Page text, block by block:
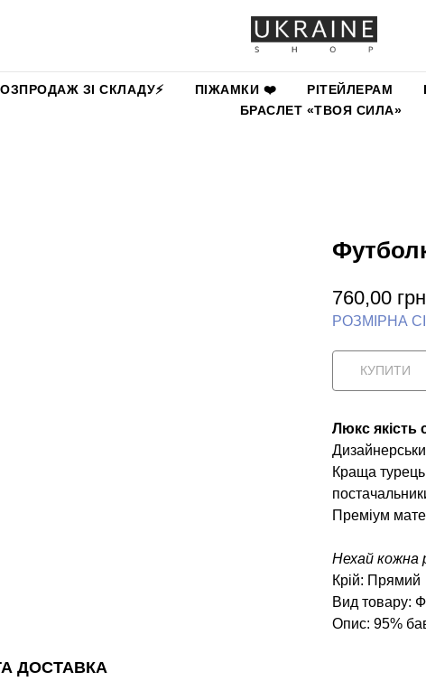
ЗІ СКЛАДУ⚡️ ПІЖАМКИ ❤️ РІТЕЙЛЕРАМ
БРАСЛЕТ «ТВОЯ СИЛА»
760,00
РОЗМІРНА
КУПИТИ
Люкс якість
Краща
Преміум
Нехай кожна
Крій: Прямий
Вид товару:
Опис: 95%
ДОСТАВКА